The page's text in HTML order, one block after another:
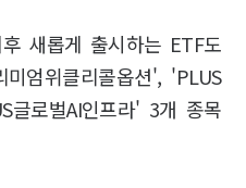
새롭게 출시하는 ETF도
미엄위클리콜옵션', 'PLUS
글로벌AI인프라' 3개 종목